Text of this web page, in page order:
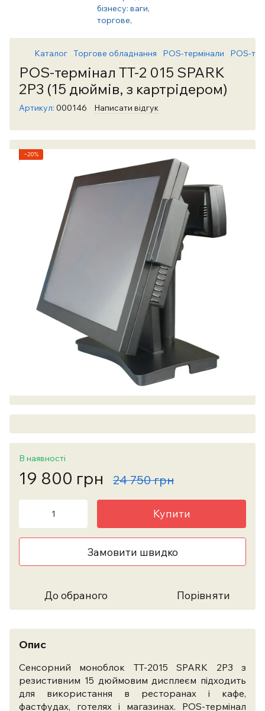
Каталог Торгове обладнання POS-термінали POS-
POS-термінал TT-2 015 SPARK
2P3 (15 дюймів, з картрідером)
Артикул: 000146 Написати відгук
−20%
В наявності
19 800 грн 24 750 грн
Купити
Замовити швидко
До обраного Порівняти
Опис
Сенсорний моноблок TT-2015 SPARK 2P3 з
резистивним 15 дюймовим дисплеєм підходить
для використання в ресторанах і кафе,
фастфудах, готелях і магазинах. POS-термінал